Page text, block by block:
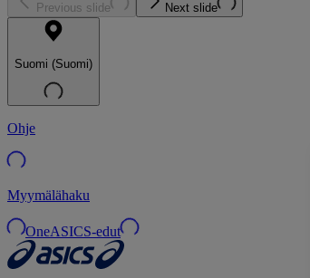
Previous slide Next slide
Suomi (Suomi)
Ohje
Myymälähaku
OneASICS-edut